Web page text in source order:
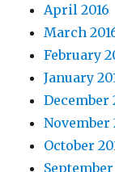
April 2016
March
February
January
December
November
October
September